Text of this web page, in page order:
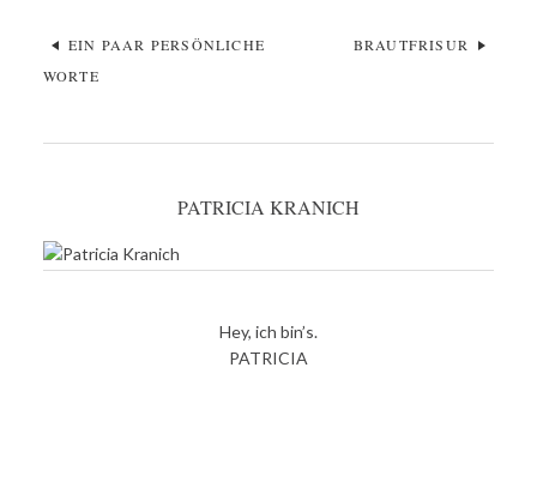
EIN PAAR PERSÖNLICHE
WORTE
BRAUTFRISUR
PATRICIA KRANICH
Hey, ich bin’s.
PATRICIA